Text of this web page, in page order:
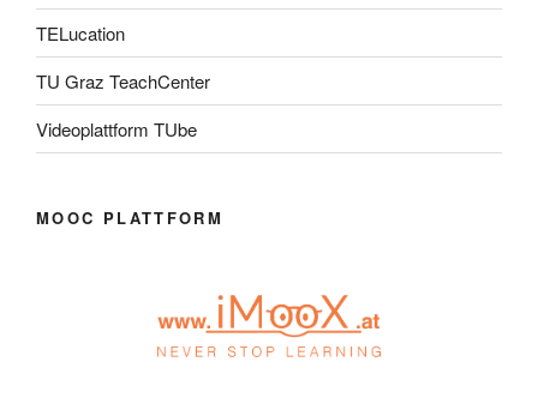
TELucation
TU Graz TeachCenter
Videoplattform TUbe
MOOC PLATTFORM